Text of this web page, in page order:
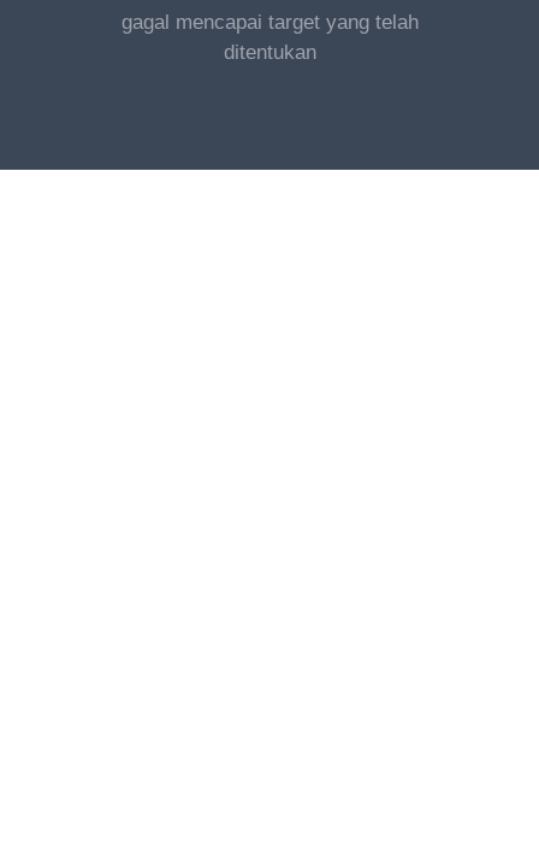
gagal mencapai target yang telah
ditentukan